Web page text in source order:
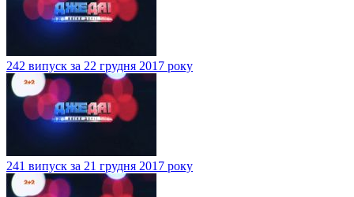
242 випуск за 22 грудня 2017 року
241 випуск за 21 грудня 2017 року